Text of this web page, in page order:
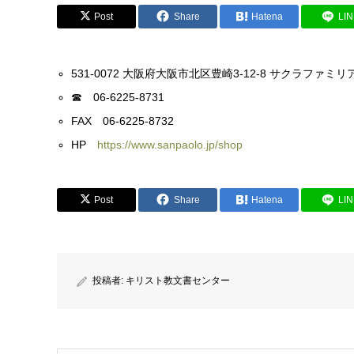
Post Share Hatena
531-0072 大阪府大阪市北区豊崎3-12-8 サクラファミリ
☎ 06-6225-8731
FAX 06-6225-8732
HP https://www.sanpaolo.jp/shop
Post Share Hatena
投稿者: キリスト教文書センター